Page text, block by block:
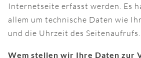
Internetseite erfasst werden. Es
allem um technische Daten wie
und die Uhrzeit des Seitenaufrufs.
Wem stellen wir Ihre Daten zur